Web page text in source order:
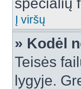
Į viršų
» Kodėl
Teisės
lygyje.